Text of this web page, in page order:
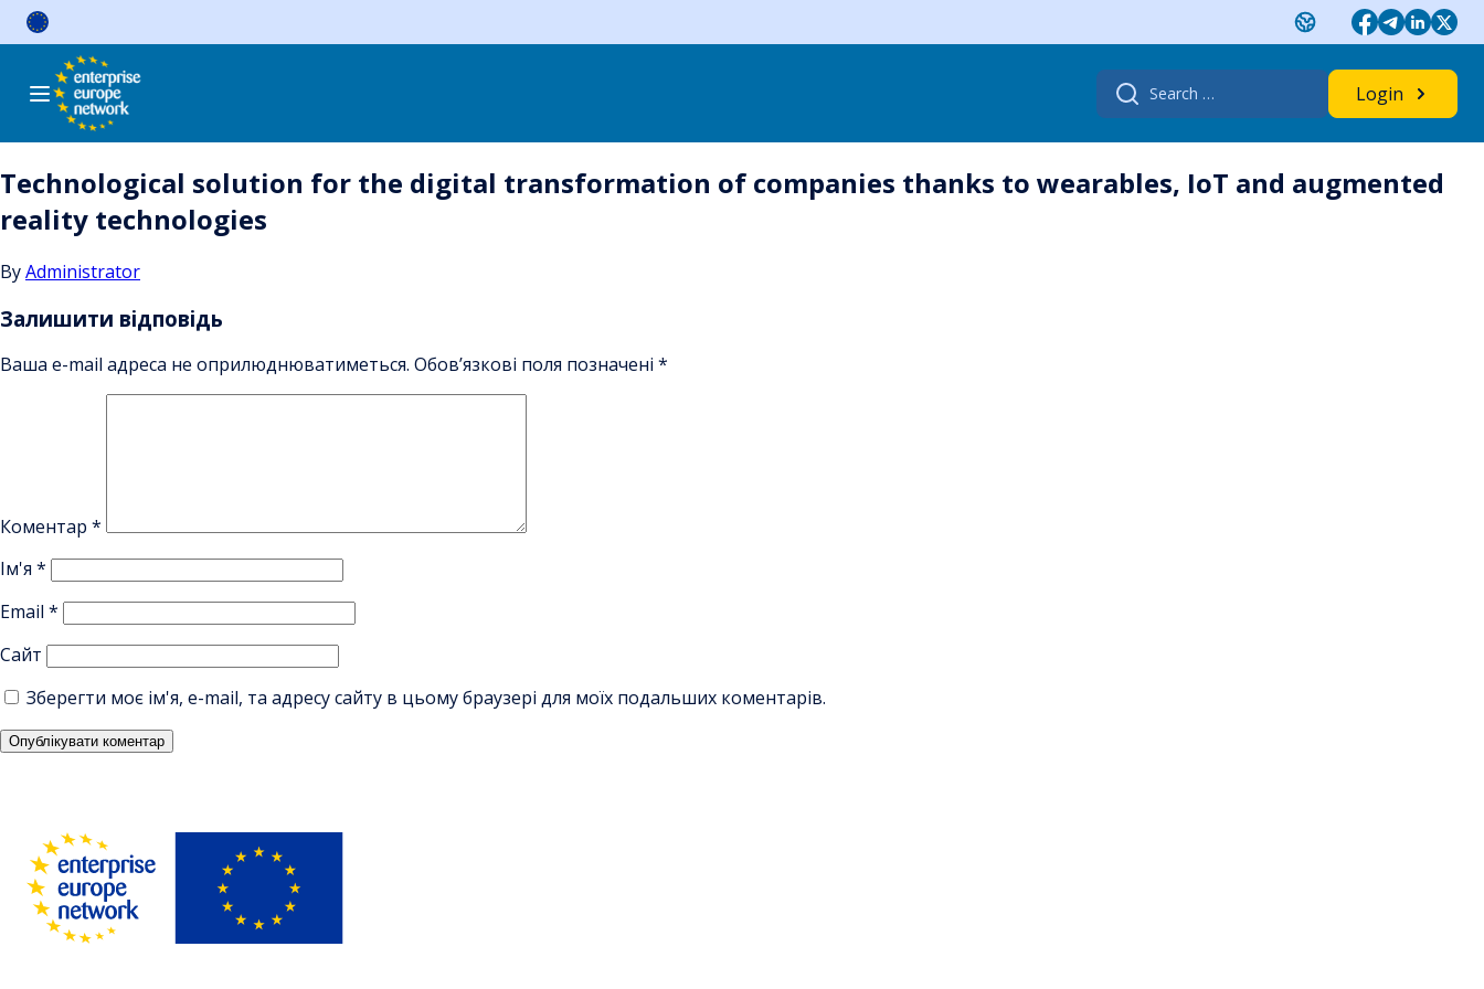
Skip
Search
for:
Login
Technological solution for the digital transformation of companies thanks to wearables, IoT and augmented
reality technologies
ByAdministrator
Залишити відповідь
Ваша e-mail адреса не оприлюднюватиметься. Обов’язкові поля позначені *
Коментар *
Ім'я *
Email *
Сайт
Зберегти моє ім'я, e-mail, та адресу сайту в цьому браузері для моїх подальших коментарів.